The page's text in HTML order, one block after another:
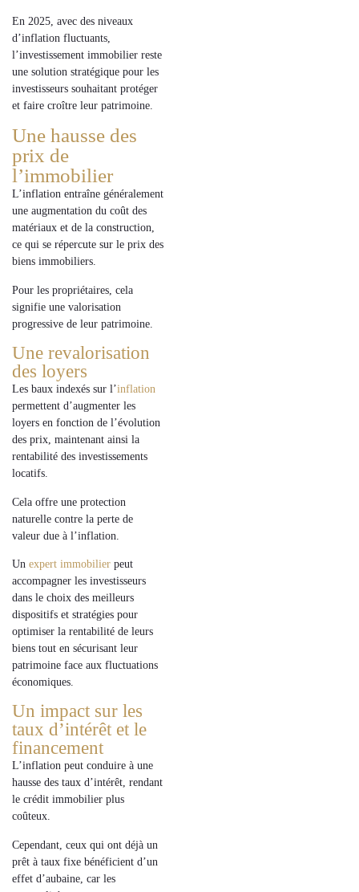
En 2025, avec des niveaux
d’inflation fluctuants,
l’investissement immobilier reste
une solution stratégique pour les
investisseurs souhaitant protéger
et faire croître leur patrimoine.
Une hausse des
prix de
l’immobilier
L’inflation entraîne généralement
une augmentation du coût des
matériaux et de la construction,
ce qui se répercute sur le prix des
biens immobiliers.
Pour les propriétaires, cela
signifie une valorisation
progressive de leur patrimoine.
Une revalorisation
des loyers
Les baux indexés sur l’inflation
permettent d’augmenter les
loyers en fonction de l’évolution
des prix, maintenant ainsi la
rentabilité des investissements
locatifs.
Cela offre une protection
naturelle contre la perte de
valeur due à l’inflation
Un expert immobilier peut
accompagner les investisseurs
dans le choix des meilleurs
dispositifs et stratégies pour
optimiser la rentabilité de leurs
biens tout en sécurisant leur
patrimoine face aux fluctuations
économiques.
Un impact sur les
taux d’intérêt et le
financement
L’inflation peut conduire à une
hausse des taux d’intérêt, rendant
le crédit immobilier plus
coûteux.
Cependant, ceux qui ont déjà un
prêt à taux fixe bénéficient d’un
effet d’aubaine , car les